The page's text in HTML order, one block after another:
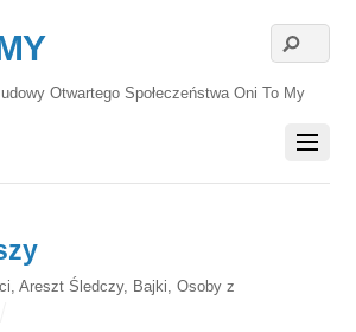
Otwartego Społeczeństwa Oni To My
Areszt Śledczy, Bajki Osoby z